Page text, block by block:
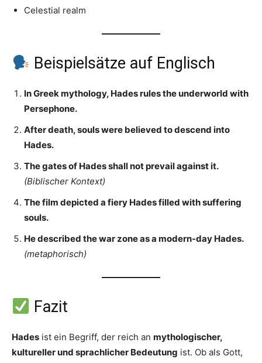
Celestial realm
Beispielsätze auf Englisch
In Greek mythology, Hades rules the underworld with
Persephone.
After death, souls were believed to descend into
Hades.
The gates of Hades shall not prevail against it.
(Biblischer Kontext)
The film depicted a fiery Hades filled with suffering
souls.
He described the war zone as a modern-day Hades.
(metaphorisch)
Fazit
Hades ist ein Begriff, der reich an mythologischer,
kultureller und sprachlicher Bedeutung ist. Ob als Gott,